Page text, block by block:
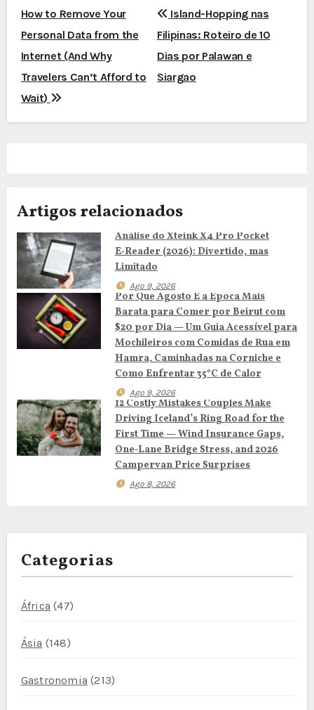
N
a
v
e
g
ã
o
d
e
a
i
g
How to Remove Your
Personal Data from the
Internet (And Why
Travelers Can’t Afford to
Wait)
Island-Hopping nas
Filipinas: Roteiro de 10
Dias por Palawan e
Siargao
Artigos relacionados
Análise do Xteink X4 Pro Pocket
E‑Reader (2026): Divertido, mas
Limitado
Ago 9, 2026
Por Que Agosto É a Época Mais
Barata para Comer por Beirut com
$20 por Dia — Um Guia Acessível para
Mochileiros com Comidas de Rua em
Hamra, Caminhadas na Corniche e
Como Enfrentar 35°C de Calor
Ago 9, 2026
12 Costly Mistakes Couples Make
Driving Iceland’s Ring Road for the
First Time — Wind Insurance Gaps,
One‑Lane Bridge Stress, and 2026
Campervan Price Surprises
Ago 8, 2026
Categorias
África (47)
Ásia (148)
Gastronomia (213)